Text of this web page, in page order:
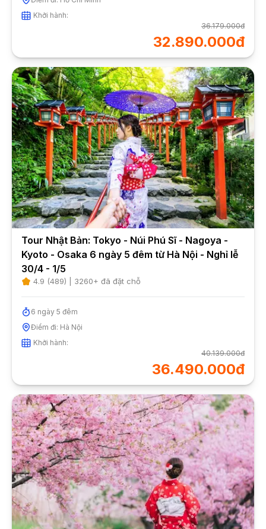
Khởi hành:
36.179.000đ
32.890.000đ
Tour Nhật Bản: Tokyo - Núi Phú Sĩ - Nagoya -
Kyoto - Osaka 6 ngày 5 đêm từ Hà Nội - Nghỉ lễ
30/4 - 1/5
4.9 (489) | 3260+ đã đặt chỗ
6 ngày 5 đêm
Điểm đi: Hà Nội
Khởi hành:
40.139.000đ
36.490.000đ